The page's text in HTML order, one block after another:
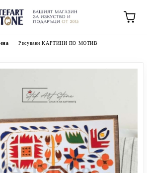
Рисувани КАРТИНИ ПО МОТИВ